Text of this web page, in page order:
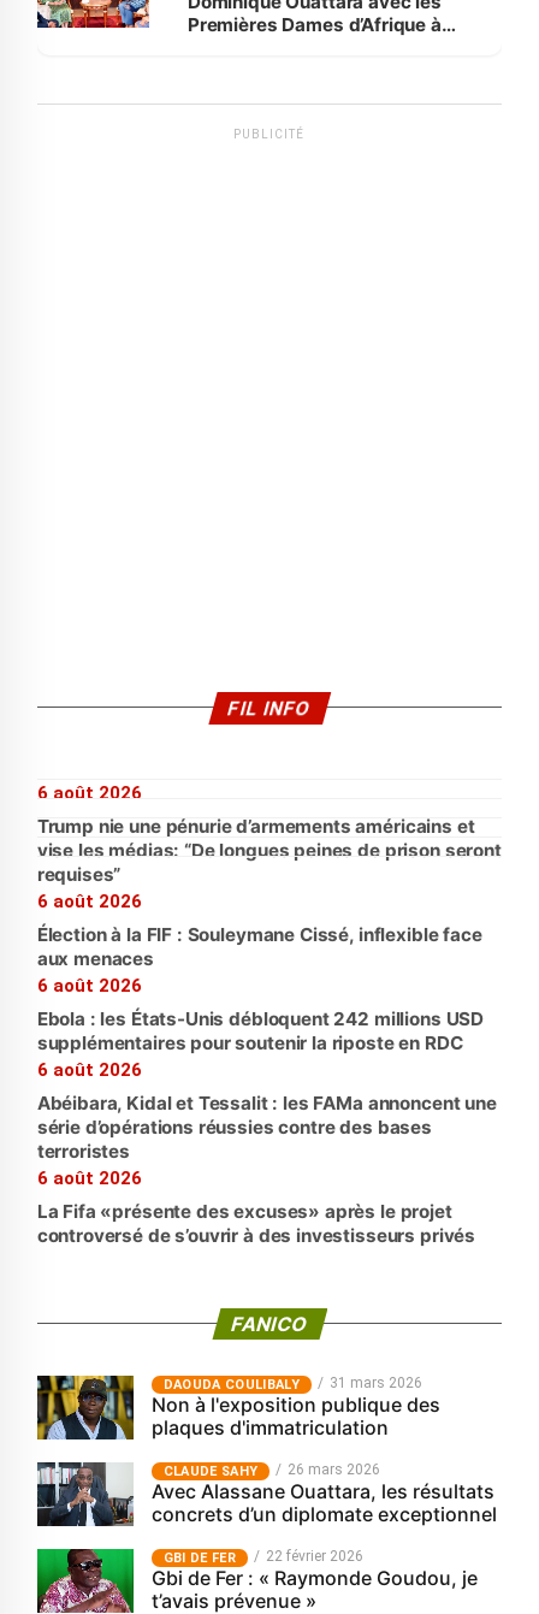
Premières Dames d’Afrique à
PUBLICITÉ
FIL INFO
6 août 2026
Trump nie une pénurie d’armements américains et
vise les médias: “De longues peines de prison seront
requises”
6 août 2026
Élection à la FIF : Souleymane Cissé, inflexible face
aux menaces
6 août 2026
Ebola : les États-Unis débloquent 242 millions USD
supplémentaires pour soutenir la riposte en RDC
6 août 2026
Abéibara, Kidal et Tessalit : les FAMa annoncent une
série d’opérations réussies contre des bases
terroristes
6 août 2026
La Fifa «présente des excuses» après le projet
controversé de s’ouvrir à des investisseurs privés
FANICO
‎DAOUDA COULIBALY 31 mars 2026
Non à l'exposition publique des
plaques d'immatriculation
CLAUDE SAHY 26 mars 2026
Avec Alassane Ouattara, les résultats
concrets d’un diplomate exceptionnel
GBI DE FER 22 février 2026
Gbi de Fer : « Raymonde Goudou, je
t’avais prévenue »